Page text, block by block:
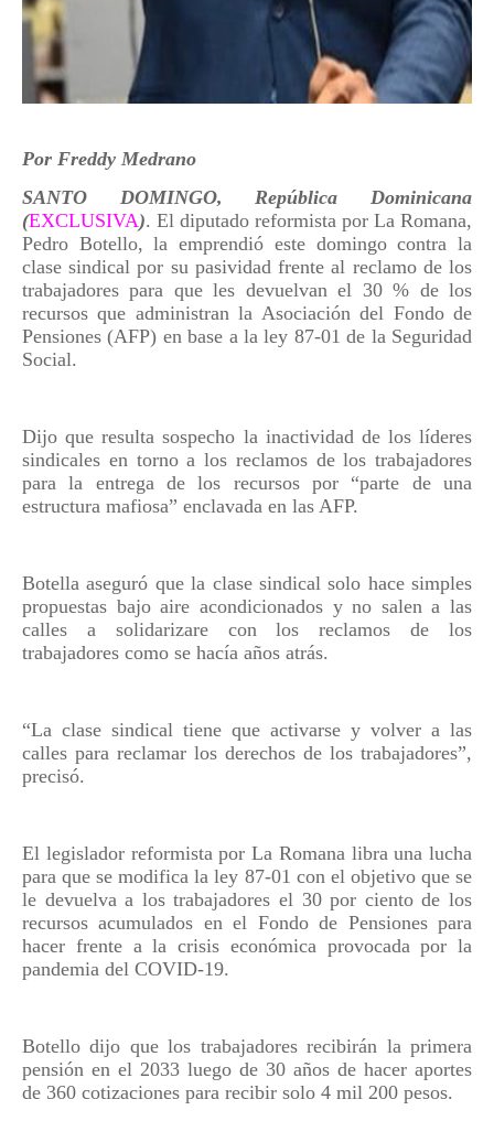
Por Freddy Medrano
SANTO DOMINGO, República Dominicana
(EXCLUSIVA). El diputado reformista por La Romana,
Pedro Botello, la emprendió este domingo contra la
clase sindical por su pasividad frente al reclamo de los
trabajadores para que les devuelvan el 30 % de los
recursos que administran la Asociación del Fondo de
Pensiones (AFP) en base a la ley 87-01 de la Seguridad
Social.
Dijo que resulta sospecho la inactividad de los líderes
sindicales en torno a los reclamos de los trabajadores
para la entrega de los recursos por “parte de una
estructura mafiosa” enclavada en las AFP.
Botella aseguró que la clase sindical solo hace simples
propuestas bajo aire acondicionados y no salen a las
calles a solidarizare con los reclamos de los
trabajadores como se hacía años atrás.
“La clase sindical tiene que activarse y volver a las
calles para reclamar los derechos de los trabajadores”,
precisó.
El legislador reformista por La Romana libra una lucha
para que se modifica la ley 87-01 con el objetivo que se
le devuelva a los trabajadores el 30 por ciento de los
recursos acumulados en el Fondo de Pensiones para
hacer frente a la crisis económica provocada por la
pandemia del COVID-19.
Botello dijo que los trabajadores recibirán la primera
pensión en el 2033 luego de 30 años de hacer aportes
de 360 cotizaciones para recibir solo 4 mil 200 pesos.